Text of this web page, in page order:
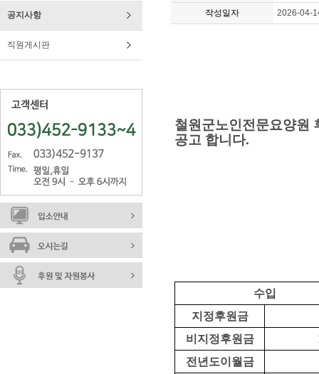
공지사항
직원게시판
작성일자 2026-04-
철원군노인전문요양원
공고 합니다.
수입
지정후원금
비지정후원금
전년도이월금